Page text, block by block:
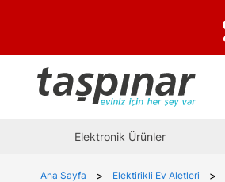
Elektronik Ürünler
Ana Sayfa > Elektirikli Ev Aletleri >